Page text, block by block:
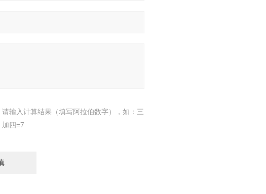
请输入计算结果（填写阿拉伯数字），如：三
加四=7